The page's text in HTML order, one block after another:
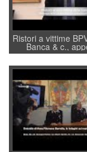
Ristori a vittime
Banca & c.,
sottosegretario
Villarosa: per
convochi con Di
a supporto della
regia al